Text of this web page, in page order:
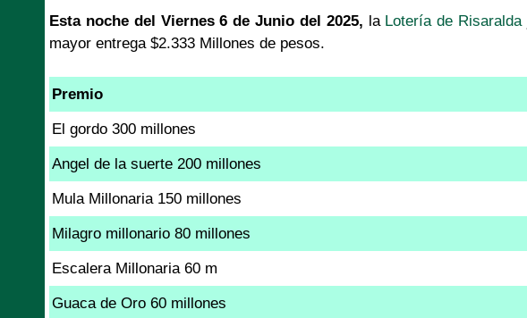
Esta noche del Viernes 6 de Junio del 2025, la Lotería de Risaralda
mayor entrega $2.333 Millones de pesos.
Premio
El gordo 300 millones
Angel de la suerte 200 millones
Mula Millonaria 150 millones
Milagro millonario 80 millones
Escalera Millonaria 60 m
Guaca de Oro 60 millones